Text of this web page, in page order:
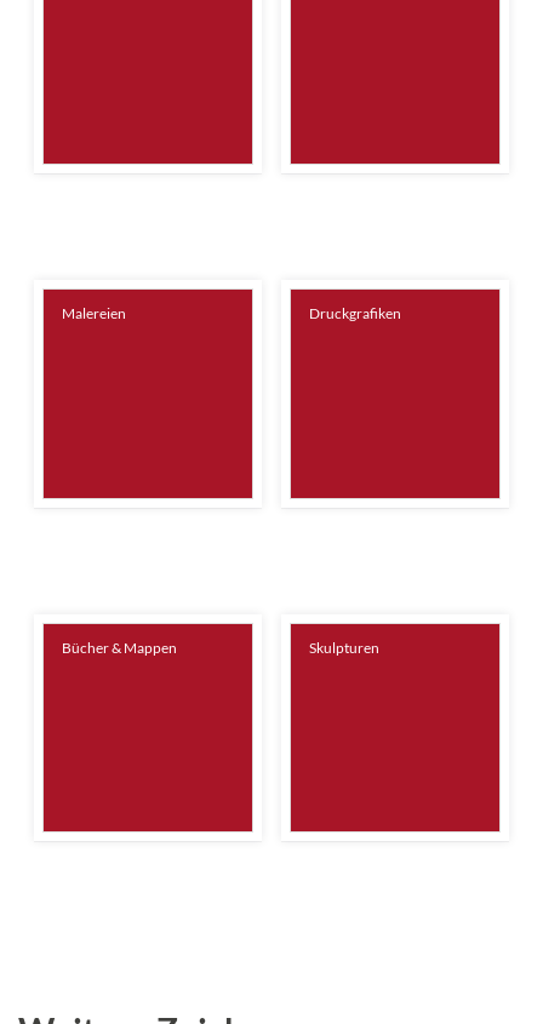
Malereien Druckgrafiken
Bücher & Mappen Skulpturen